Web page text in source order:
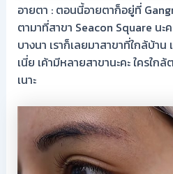
อายตา : ตอนนี้อายตาก็อยู่ที่
ตามาที่สาขา Seacon Square นะ
บางนา เราก็เลยมาสาขาที่ใกล้บ้า
เนี่ย เค้ามีหลายสาขานะคะ ใครใก
เนาะ